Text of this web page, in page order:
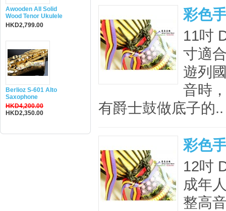
Awooden All Solid
Wood Tenor Ukulele
HKD2,799.00
Berlioz S-601 Alto
Saxophone
HKD4,200.00
HKD2,350.00
彩色
11吋
寸適
遊列
音時
有爵士鼓做底子的..
彩色
12吋
成年
整高